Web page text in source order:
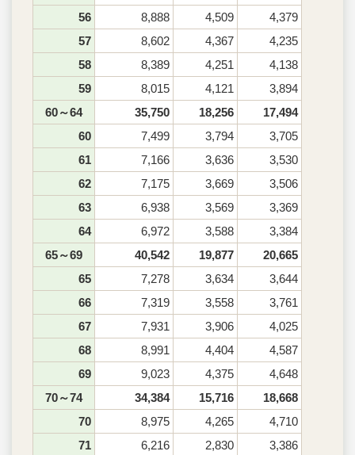
56 8,888 4,509
4,379
57
8,602 4,367
4,235
58
8,389 4,251
4,138
59
8,015 4,121
3,894
60～64
35,750 18,256
17,494
60
7,499 3,794
3,705
61
7,166 3,636
3,530
62
7,175 3,669
3,506
63
6,938 3,569
3,369
64
6,972 3,588
3,384
65～69
40,542 19,877
20,665
65
7,278 3,634
3,644
66
7,319 3,558
3,761
67
7,931 3,906
4,025
68
8,991 4,404
4,587
69
9,023 4,375
4,648
70～74
34,384 15,716
18,668
70
8,975 4,265
4,710
71
6,216 2,830
3,386